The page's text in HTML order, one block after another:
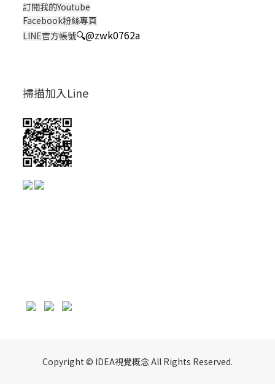
訂閱我的Youtube
Facebook粉絲專頁
LINE官方帳號🔍@zwk0762a
掃描加入Line
Copyright © IDEA視覺概念 All Rights Reserved.